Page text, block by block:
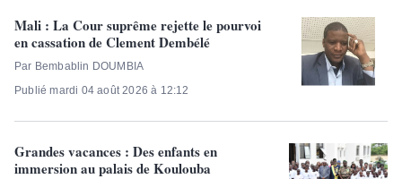
Mali : La Cour suprême rejette le pourvoi
en cassation de Clement Dembélé
Par Bembablin DOUMBIA
Publié mardi 04 août 2026 à 12:12
Grandes vacances : Des enfants en
immersion au palais de Koulouba